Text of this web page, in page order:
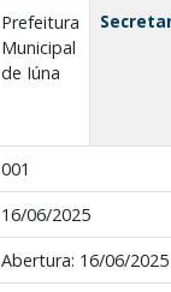
Prefeitura
Municipal
de Iúna
001
16/06/2025
Abertura: 16/06/2025